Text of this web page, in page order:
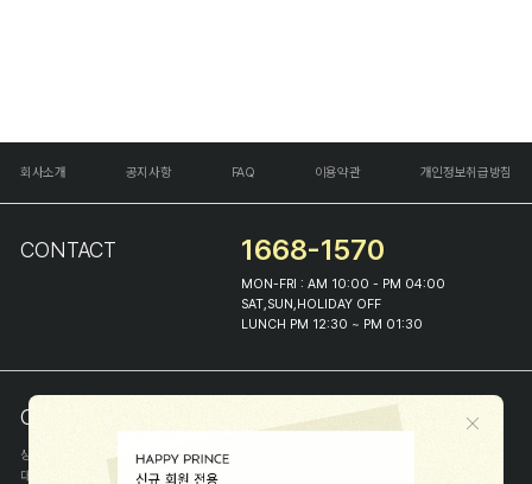
회사소개 공지사항 FAQ 이용약관 개인정보취급방침
CONTACT 1668-1570
MON-FRI : AM 10:00 - PM 04:00
SAT,SUN,HOLIDAY OFF
LUNCH PM 12:30 ~ PM 01:30
COMPANY INFO
상호
(주)해피프린스
대표
이화진